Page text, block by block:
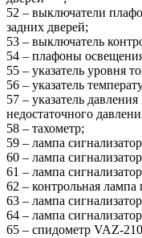
52 – выключатели
задних дверей;
53 – выключатель
54 – плафоны
55 – указатель уровня
56 – указатель
57 – указатель
недостаточного
58 – тахометр;
59 – лампа
60 – лампа
61 – лампа
62 – контрольная лампа
63 – лампа
64 – лампа
65 – спидометр VAZ-